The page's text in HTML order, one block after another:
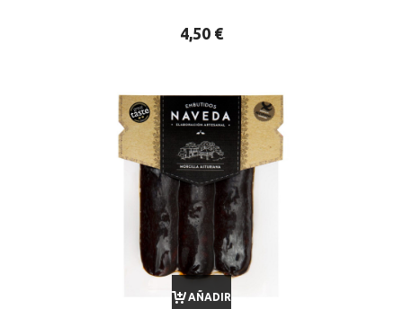
CARRITO
4,50 €
AÑADIR